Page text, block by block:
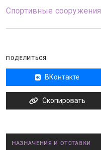
Спортивные сооружения
ПОДЕЛИТЬСЯ
ВКонтакте
Скопировать
НАЗНАЧЕНИЯ И ОТСТАВКИ